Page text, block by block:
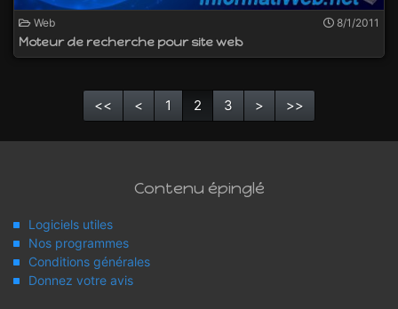
Web 8/1/2011
Moteur de recherche pour site web
<< < 1 2 3 > >>
Contenu épinglé
Logiciels utiles
Nos programmes
Conditions générales
Donnez votre avis